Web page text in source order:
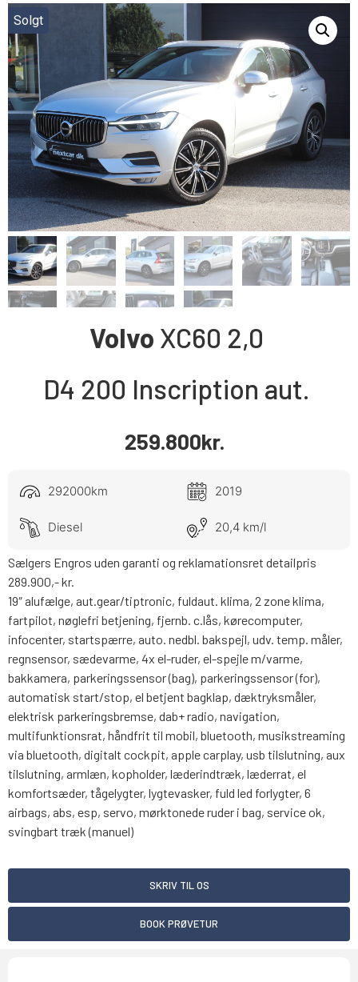
Solgt
Volvo XC60 2,0
D4 200 Inscription aut.
259.800kr.
292000km 2019
Diesel 20,4 km/l
Sælgers Engros uden garanti og reklamationsret detailpris
289.900,- kr.
19″ alufælge, aut.gear/tiptronic, fuldaut. klima, 2 zone klima,
fartpilot, nøglefri betjening, fjernb. c.lås, kørecomputer,
infocenter, startspærre, auto. nedbl. bakspejl, udv. temp. måler,
regnsensor, sædevarme, 4x el-ruder, el-spejle m/varme,
bakkamera, parkeringssensor (bag), parkeringssensor (for),
automatisk start/stop, el betjent bagklap, dæktryksmåler,
elektrisk parkeringsbremse, dab+ radio, navigation,
multifunktionsrat, håndfrit til mobil, bluetooth, musikstreaming
via bluetooth, digitalt cockpit, apple carplay, usb tilslutning, aux
tilslutning, armlæn, kopholder, læderindtræk, læderrat, el
komfortsæder, tågelygter, lygtevasker, fuld led forlygter, 6
airbags, abs, esp, servo, mørktonede ruder i bag, service ok,
svingbart træk (manuel)
SKRIV TIL OS
BOOK PRØVETUR